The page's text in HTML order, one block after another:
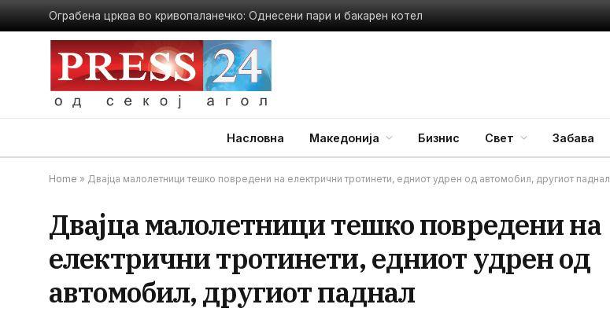
Ограбена црква во кривопаланечко: Однесени пари и бакарен котел
Насловна Македонија Бизнис Свет Забава
Home » Двајца малолетници тешко повредени на електрични тротинети, едниот удрен од автомобил, другиот паднал
Двајца малолетници тешко повредени на
електрични тротинети, едниот удрен од
автомобил, другиот паднал